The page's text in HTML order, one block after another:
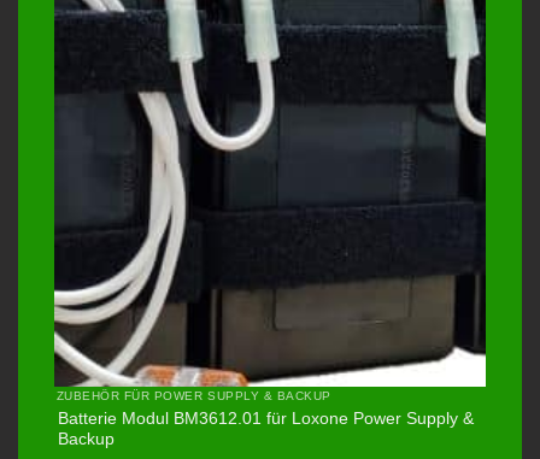
ZUBEHÖR FÜR POWER SUPPLY & BACKUP
Batterie Modul BM3612.01 für Loxone Power Supply &
Backup